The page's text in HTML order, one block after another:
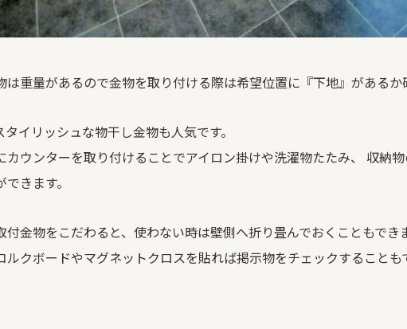
重量があるので金物を取り付ける際は希望位置に『下地』があるか
イリッシュな物干し金物も人気です。
カウンターを取り付けることでアイロン掛けや洗濯物たたみ、 収納
きます。
付金物をこだわると、使わない時は壁側へ折り畳んでおくこともでき
ルクボードやマグネットクロスを貼れば掲示物をチェックすることも